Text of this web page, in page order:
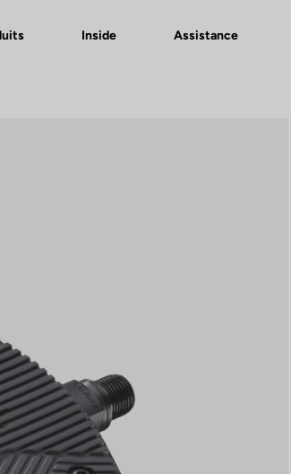
Inside Assistance